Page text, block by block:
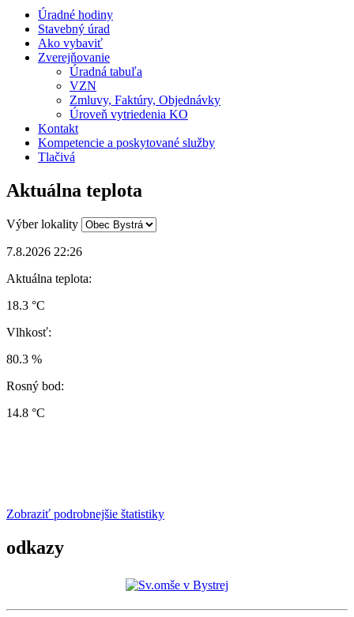
Úradné hodiny
Stavebný úrad
Ako vybaviť
Zverejňovanie
Úradná tabuľa
VZN
Zmluvy, Faktúry, Objednávky
Úroveň vytriedenia KO
Kontakt
Kompetencie a poskytované služby
Tlačivá
Aktuálna teplota
Výber lokality
7.8.2026 22:26
Aktuálna teplota:
18.3 °C
Vlhkosť:
80.3 %
Rosný bod:
14.8 °C
Zobraziť podrobnejšie štatistiky
odkazy